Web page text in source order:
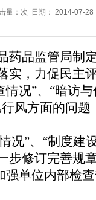
量：次 日期： 2014-07-28
药品监管局制定
，力促民主
况”、“暗访
风方面的问
况”、“制度建
修订完善规章
单位内部检